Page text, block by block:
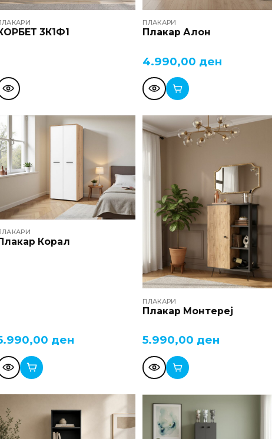
3К1Ф1
ПЛАКАРИ
Плакар Алон
4.990,00 ден
Корал
ден
ПЛАКАРИ
Плакар Монтереј
5.990,00 ден